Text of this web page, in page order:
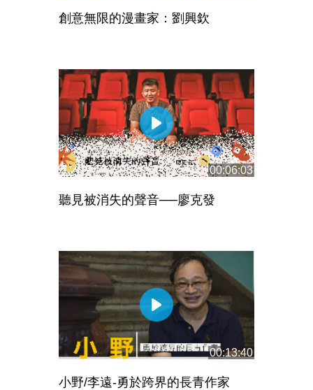
創意無限的漫畫家：劉興欽
00:06:03
聽見被消失的聲音──廖克發
00:13:40
小野/李遠-勇於跨界的長青作家